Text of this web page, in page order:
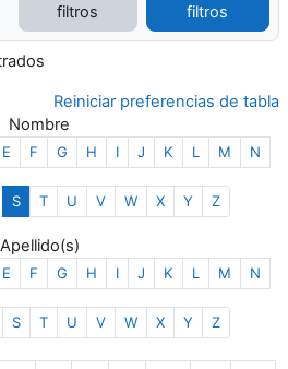
filtros
filtros
Reiniciar preferencias de tabla
Nombre
E F G H I J K L M N
S T U V W X Y Z
Apellido(s)
E F G H I J K L M N
S T U V W X Y Z